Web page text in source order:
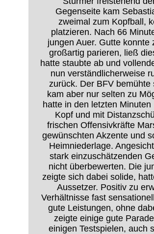
Gegenseite kam
zweimal zum Kopfball,
platzieren. Nach 66
jungen Auer. Gutte
großartig parieren, ließ
hatte staubte ab und
nun verständlicherweise
zurück. Der BFV
kam aber nur selten zu
hatte in den letzten
Kopf und mit
frischen Offensivkräfte
gewünschten Akzente und
Heimniederlage.
stark einzuschätzenden
nicht überbewerten. Die
zeigte sich dabei solide,
Aussetzer. Positiv zu
Verhältnisse fast
gute Leistungen, ohne
zeigte einige gute
einigen Testspielen, auch